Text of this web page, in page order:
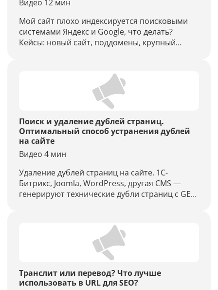
Видео 12 мин
Мой сайт плохо индексируется поисковыми
системами Яндекс и Google, что делать?
Кейсы: новый сайт, поддомены, крупный
Поиск и удаление дублей страниц.
Оптимальный способ устранения дублей
на сайте
Видео 4 мин
Удаление дублей страниц на сайте. 1C-
Битрикс, Joomla, WordPress, другая CMS —
генерируют технические дубли страниц с GET-
Транслит или перевод? Что лучше
использовать в URL для SEO?